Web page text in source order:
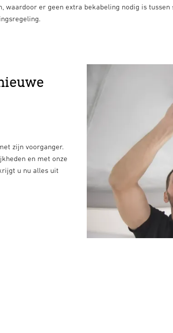
er geen extra bekabeling nodig is tussen
zijn voorganger.
en met onze
u nu alles uit